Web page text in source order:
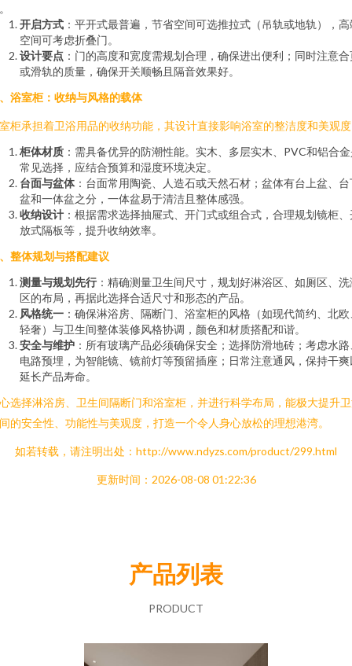
开启方式 ：平开式最普遍，节省空间可选推拉式（吊轨或地轨），高
空间可考虑折叠门。
设计要点 ：门的高度和宽度需规划合理，确保进出便利；同时注意合
或滑轨的质量，确保开关顺畅且隔音效果好。
浴室柜：收纳与风格的载体
柜承担着卫浴用品的收纳功能，其设计直接影响浴室的整洁度和美观
柜体材质 ：需具备优异的防潮性能。实木、多层实木、PVC和铝合
常见选择，应结合预算和湿度环境决定。
台面与盆体：台面常用陶瓷、人造石或天然石材；盆体有台上盆、台
盆和一体盆之分，一体盆易于清洁且整体感强。
收纳设计 ：根据需求选择抽屉式、开门式或组合式，合理规划镜柜、
放式隔板等，提升收纳效率。
整体规划与搭配建议
测量与规划先行 ：精确测量卫生间尺寸，规划好淋浴区、如厕区、洗
区的布局，再据此选择合适尺寸和形态的产品。
风格统一 ：确保淋浴房、隔断门、浴室柜的风格（如现代简约、北欧
轻奢）与卫生间整体装修风格协调，颜色和材质搭配和谐。
安全与维护 ：所有玻璃产品必须确保安全；选择防滑地砖；考虑水路
电路预埋，为智能镜、镜前灯等预留插座；日常注意通风，保持干爽
延长产品寿命。
选择淋浴房、卫生间隔断门和浴室柜，并进行科学布局，能极大提升
的安全性、功能性与美观度，打造一个令人身心放松的理想港湾。
如若转载，请注明出处：http://www.ndyzs.com/product/299.html
更新时间：2026-08-08 01:22:36
产品列表
PRODUCT